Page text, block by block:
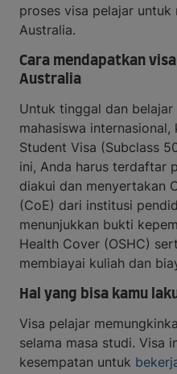
proses visa pelajar untuk
Australia.
Cara mendapatkan
Australia
Untuk tinggal dan
mahasiswa
Student Visa (Subclass
ini, Anda harus terdaftar
diakui dan menyertakan
(CoE) dari institusi
menunjukkan bukti
Health Cover (OSHC)
membiayai kuliah dan
Hal yang bisa kamu
Visa pelajar
selama masa studi. Visa
kesempatan untuk